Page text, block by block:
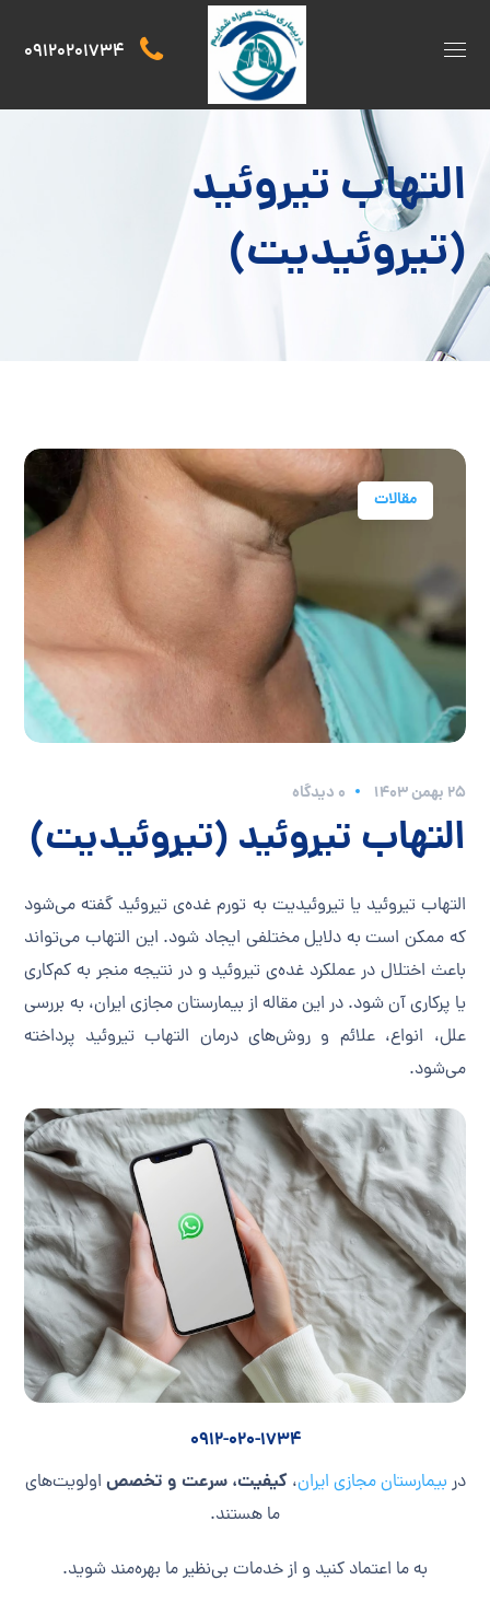
09120201734
التهاب تیروئید
(تیروئیدیت)
مقالات
۲۵ بهمن ۱۴۰۳ 0 دیدگاه
التهاب تیروئید (تیروئیدیت)
التهاب تیروئید یا تیروئیدیت به تورم غده‌ی تیروئید گفته می‌شود
که ممکن است به دلایل مختلفی ایجاد شود. این التهاب می‌تواند
باعث اختلال در عملکرد غده‌ی تیروئید و در نتیجه منجر به کم‌کاری
یا پرکاری آن شود. در این مقاله از بیمارستان مجازی ایران، به بررسی
علل، انواع، علائم و روش‌های درمان التهاب تیروئید پرداخته
می‌شود.
0912-020-1734
در بیمارستان مجازی ایران، کیفیت، سرعت و تخصص اولویت‌های
ما هستند.
به ما اعتماد کنید و از خدمات بی‌نظیر ما بهره‌مند شوید.